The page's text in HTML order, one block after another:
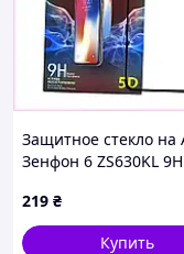
Защитное стекло на
Зенфон 6 ZS630KL 9H
219 ₴
Купить